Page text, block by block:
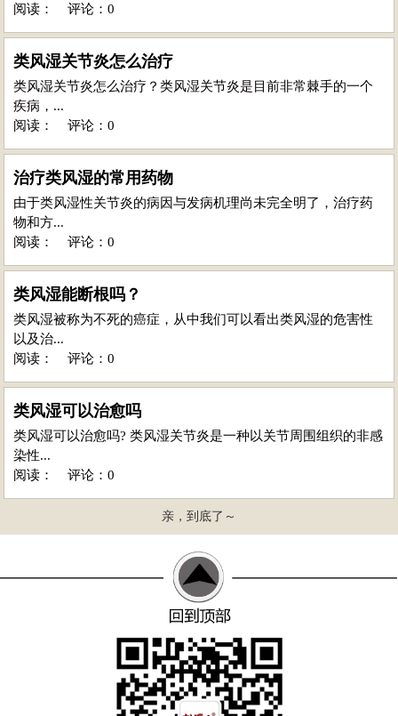
阅读：
评论：0
类风湿关节炎怎么治疗
类风湿关节炎怎么治疗？类风湿关节炎是目前非常棘手的一个
疾病，...
阅读：
评论：0
治疗类风湿的常用药物
由于类风湿性关节炎的病因与发病机理尚未完全明了，治疗药
物和方...
阅读：
评论：0
类风湿能断根吗？
类风湿被称为不死的癌症，从中我们可以看出类风湿的危害性
以及治...
阅读：
评论：0
类风湿可以治愈吗
类风湿可以治愈吗? 类风湿关节炎是一种以关节周围组织的非感
染性...
阅读：
评论：0
亲，到底了～